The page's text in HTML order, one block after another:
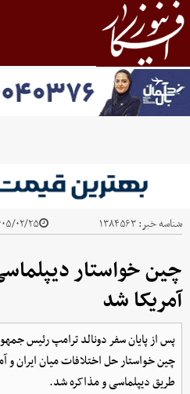
شناسه خبر:۱۳۸۴۵۶۳ ۱۴۰۵/۰۲/۲۵ -
چین خواستار
آمریکا شد
پس از پایان سفر دونالد ترامپ رئیس
چین خواستار حل اختلافات میان ایران و
طریق دیپلماسی و مذاکره شد.